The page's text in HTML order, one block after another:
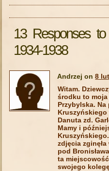
13 Responses to
1934-1938
Andrzej on8
Witam.
środku to moja
Przybylska. Na
Danuta zd.
Mamy i
zdjęcia
pod
ta
swojego